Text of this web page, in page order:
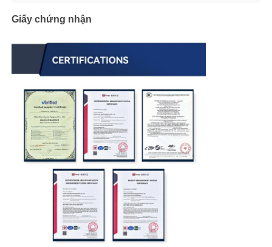
Giấy chứng nhận